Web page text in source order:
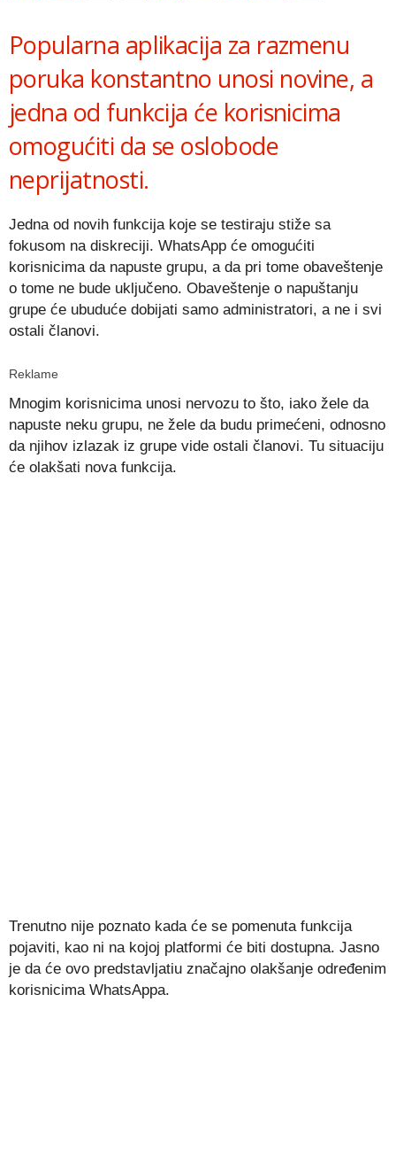
Popularna aplikacija za razmenu
poruka konstantno unosi novine, a
jedna od funkcija će korisnicima
omogućiti da se oslobode
neprijatnosti.
Jedna od novih funkcija koje se testiraju stiže sa
fokusom na diskreciji. WhatsApp će omogućiti
korisnicima da napuste grupu, a da pri tome obaveštenje
o tome ne bude uključeno. Obaveštenje o napuštanju
grupe će ubuduće dobijati samo administratori, a ne i svi
ostali članovi.
Reklame
Mnogim korisnicima unosi nervozu to što, iako žele da
napuste neku grupu, ne žele da budu primećeni, odnosno
da njihov izlazak iz grupe vide ostali članovi. Tu situaciju
će olakšati nova funkcija.
Trenutno nije poznato kada će se pomenuta funkcija
pojaviti, kao ni na kojoj platformi će biti dostupna. Jasno
je da će ovo predstavljatiu značajno olakšanje određenim
korisnicima WhatsAppa.